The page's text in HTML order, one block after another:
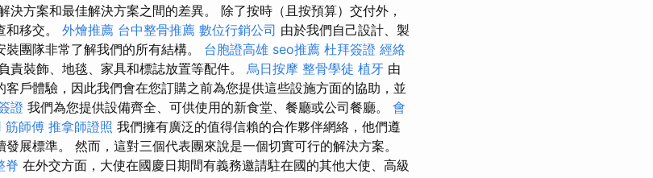
決方案和最佳解決方案之間的差異。 除了按時（且按預算）交付外，
移交。 外燴推薦 台中整骨推薦 數位行銷公司 由於我們自己設計、製
團隊非常了解我們的所有結構。 台胞證高雄 seo推薦 杜拜簽證 經絡
責裝飾、地毯、家具和標誌放置等配件。 烏日按摩 整骨學徒 植牙 由
戶體驗，因此我們會在您訂購之前為您提供這些設施方面的協助，並
證 我們為您提供設備齊全、可供使用的新食堂、餐廳或公司餐廳。 會
筋師傅 推拿師證照 我們擁有廣泛的值得信賴的合作夥伴網絡，他們遵
展標準。 然而，這對三個代表團來說是一個切實可行的解決方案。
脊 在外交方面，大使在國慶日期間有義務邀請駐在國的其他大使、高級